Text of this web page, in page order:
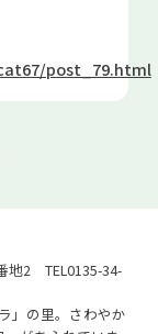
post_79.html
地2 TEL0135-34-
」の里。さわやか